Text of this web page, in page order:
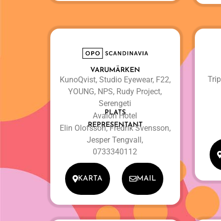
VARUMÄRKEN
KunoQvist, Studio Eyewear, F22,
YOUNG, NPS, Rudy Project,
Serengeti
PLATS
Avalon Hotel
REPRESENTANT
Elin Olofsson, Fredrik Svensson,
Jesper Tengvall,
0733340112
KARTA MAIL